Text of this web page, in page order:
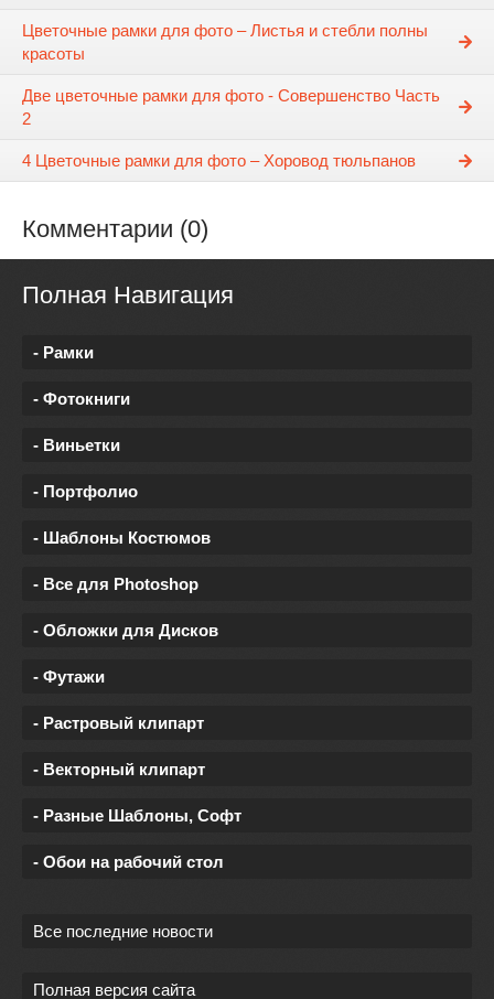
Цветочные рамки для фото – Листья и стебли полны
красоты
Две цветочные рамки для фото - Совершенство Часть
2
4 Цветочные рамки для фото – Хоровод тюльпанов
Комментарии (0)
Полная Навигация
- Рамки
- Фотокниги
- Виньетки
- Портфолио
- Шаблоны Костюмов
- Все для Photoshop
- Обложки для Дисков
- Футажи
- Растровый клипарт
- Векторный клипарт
- Разные Шаблоны, Софт
- Обои на рабочий стол
Все последние новости
Полная версия сайта